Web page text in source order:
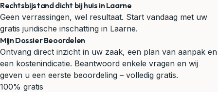
Rechtsbijstand dicht bij huis in Laarne
Geen verrassingen, wel resultaat. Start vandaag met uw
gratis juridische inschatting in Laarne.
Mijn Dossier Beoordelen
Ontvang direct inzicht in uw zaak, een plan van aanpak en
een kostenindicatie. Beantwoord enkele vragen en wij
geven u een eerste beoordeling – volledig gratis.
100% gratis